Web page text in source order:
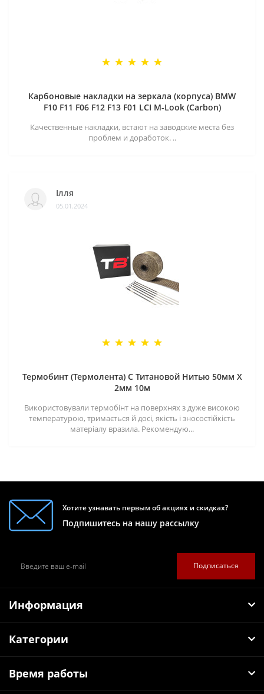
Карбоновые накладки на зеркала (корпуса) BMW
F10 F11 F06 F12 F13 F01 LCI M-Look (Carbon)
Качественные накладки, встают на заводские места без
проблем и доработок. ..
Ілля
05.01.2024
Термобинт (Термолента) С Титановой Нитью 50мм X
2мм 10м
Використовували термобінт на поверхнях з дуже високою
температурою, тримається й досі, якість і зносостійкість
матеріалу вразила. Рекомендую...
Хотите узнавать первым об акциях и скидках?
Подпишитесь на нашу рассылку
Подписаться
Информация
Категории
Время работы